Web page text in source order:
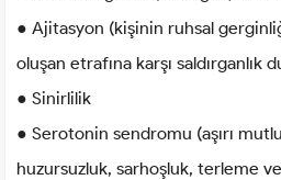
● Ajitasyon (kişinin ruhsal
oluşan etrafına karşı saldırganlık
● Sinirlilik
● Serotonin sendromu (aşırı
huzursuzluk, sarhoşluk, terleme